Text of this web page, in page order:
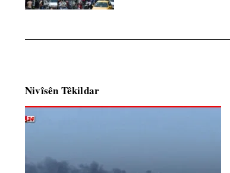
Nivîsên Têkildar